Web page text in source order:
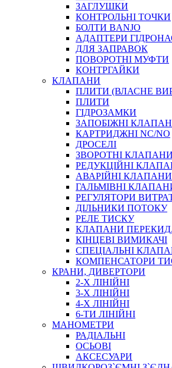
ЗАХИСТ РУКАВІВ
ФІТИНГИ KARCHER
ФІТИНГИ НА ПІДЙОМ КАБІНИ
КОНЕКТОРИ
ХОМУТИ
ЧЕРВ`ЯЧНІ
ПРУЖИННІ
НЕЙЛОНОВІ
ПРОРЕЗИНЕНІ
АВТОТОВАРИ
АВТОХІМІЯ
ЗАГЛУШКИ
КОНТРОЛЬНІ ТОЧКИ
БОЛТИ BANJO
АДАПТЕРИ
ДЛЯ ЗАПРАВОК
ПОВОРОТНІ МУФТИ
КОНТРГАЙКИ
КЛАПАНИ
ПЛИТИ (ВЛАСНЕ
ПЛИТИ
ГІДРОЗАМКИ
ЗАПОБІЖНІ
КАРТРИДЖНІ NC/NO
ДРОСЕЛІ
ЗВОРОТНІ КЛАПАНИ
РЕДУКЦІЙНІ
АВАРІЙНІ КЛАПАНИ
ГАЛЬМІВНІ
РЕГУЛЯТОРИ
ДІЛЬНИКИ ПОТОКУ
РЕЛЕ ТИСКУ
КЛАПАНИ
КІНЦЕВІ ВИМИКАЧІ
СПЕЦІАЛЬНІ
КОМПЕНСАТОРИ
КРАНИ, ДИВЕРТОРИ
2-Х ЛІНІЙНІ
3-Х ЛІНІЙНІ
4-Х ЛІНІЙНІ
6-ТИ ЛІНІЙНІ
МАНОМЕТРИ
РАДІАЛЬНІ
ОСЬОВІ
АКСЕСУАРИ